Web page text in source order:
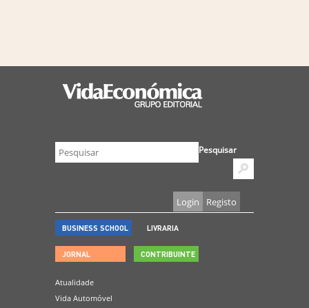
Pesquisar
Login Registo
BUSINESS SCHOOL LIVRARIA
JORNAL
Atualidade
Vida Automóvel
CONTRIBUINTE